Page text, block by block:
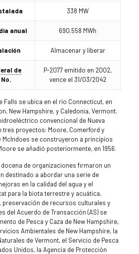
338 MW
anual 690.558 MWh
Almacenar y liberar
de
No.
P-2077 emitido en 2002,
vence el 31/03/2042
Falls se ubica en el río Connecticut, en
New Hampshire, y Caledonia, Vermont.
convencional de Nueva
tres proyectos: Moore, Comerford y
McIndoes se construyeron a principios
se añadió posteriormente, en 1956.
docena de organizaciones firmaron un
destinado a abordar una serie de
en la calidad del agua y el
para la biota terrestre y acuática,
preservación de recursos culturales y
del Acuerdo de Transacción (AS) se
de Pesca y Caza de New Hampshire,
Ambientales de New Hampshire, la
de Vermont, el Servicio de Pesca
Unidos, la Agencia de Protección